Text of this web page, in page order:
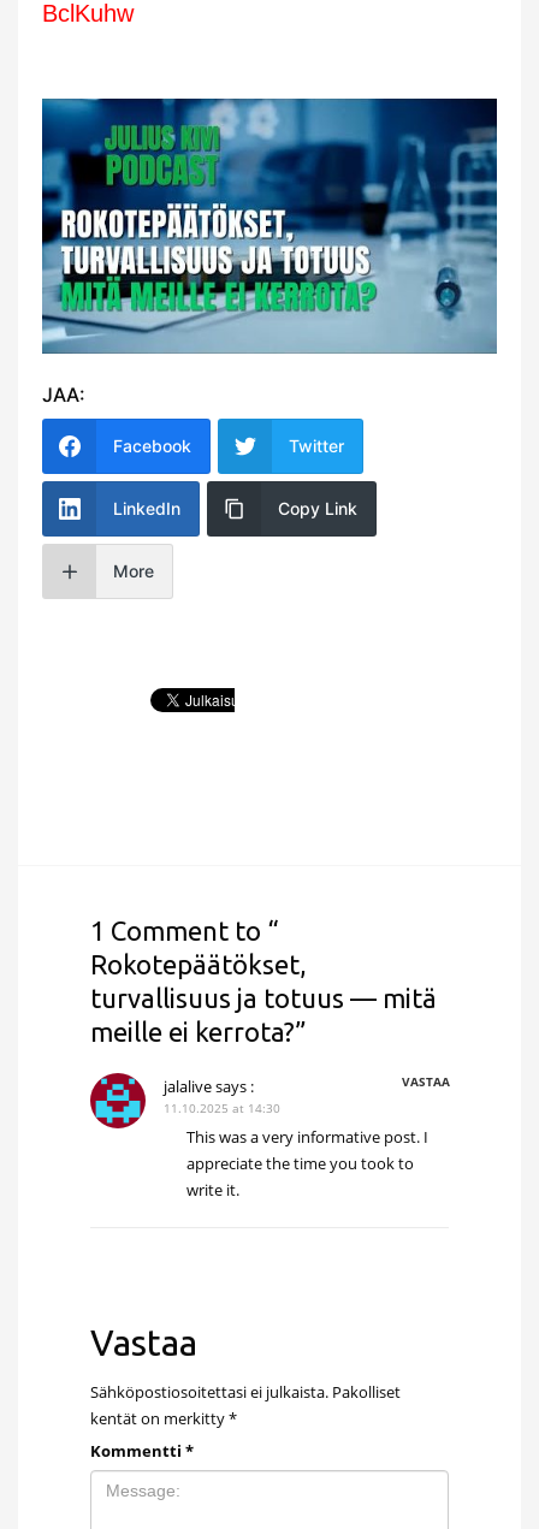
BclKuhw
JAA:
Facebook Twitter
LinkedIn Copy Link
More
1 Comment to “
Rokotepäätökset,
turvallisuus ja totuus — mitä
meille ei kerrota?”
jalalivesays :
VASTAA
11.10.2025 at 14:30
This was a very informative post. I
appreciate the time you took to
write it.
Vastaa
Sähköpostiosoitettasi ei julkaista. Pakolliset
kentät on merkitty*
Kommentti *